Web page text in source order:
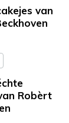
van
Robèrt